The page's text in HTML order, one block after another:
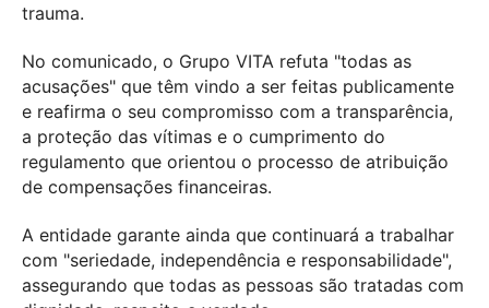
trauma.
No comunicado, o Grupo VITA refuta "todas as
acusações" que têm vindo a ser feitas publicamente
e reafirma o seu compromisso com a transparência,
a proteção das vítimas e o cumprimento do
regulamento que orientou o processo de atribuição
de compensações financeiras.
A entidade garante ainda que continuará a trabalhar
com "seriedade, independência e responsabilidade",
assegurando que todas as pessoas são tratadas com